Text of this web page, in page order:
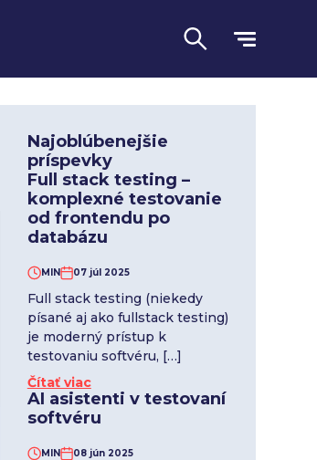
Jazyk
Najoblúbenejšie
príspevky
Full stack testing –
komplexné testovanie
od frontendu po
databázu
MIN 07 júl 2025
Full stack testing (niekedy
písané aj ako fullstack testing)
je moderný prístup k
testovaniu softvéru, […]
Čítať viac
AI asistenti v testovaní
softvéru
MIN 08 jún 2025